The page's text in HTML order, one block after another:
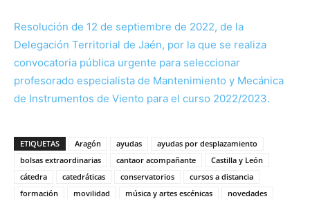
Resolución de 12 de septiembre de 2022, de la
Delegación Territorial de Jaén, por la que se realiza
convocatoria pública urgente para seleccionar
profesorado especialista de Mantenimiento y Mecánica
de Instrumentos de Viento para el curso 2022/2023.
ETIQUETAS Aragón ayudas
ayudas por desplazamiento
bolsas extraordinarias
cantaor acompañante
Castilla y León
cátedra
catedráticas conservatorios
cursos a distancia
formación
movilidad música y artes escénicas
novedades